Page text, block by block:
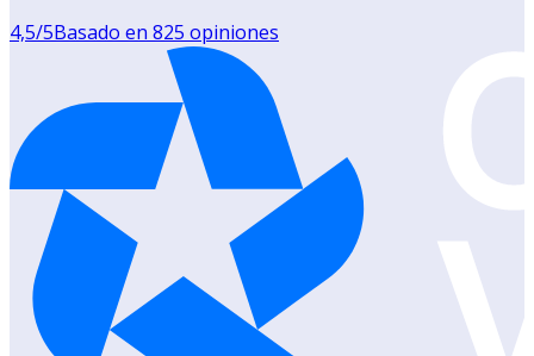
4,5/5Basado en 825 opiniones